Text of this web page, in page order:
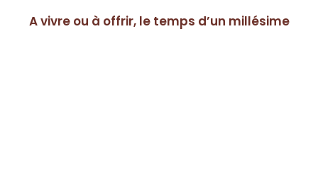
A vivre ou à offrir, le temps d’un millésime